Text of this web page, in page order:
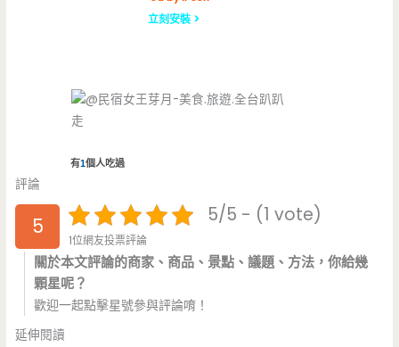
立刻安裝 >
有1個人吃過
評論
5 5/5 - (1 vote)
1位網友投票評論
關於本文評論的商家、商品、景點、議題、方法，你給幾
顆星呢？
歡迎一起點擊星號參與評論唷！
延伸閱讀